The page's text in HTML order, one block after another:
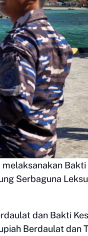
Serbaguna
dan Bakti
Berdaulat dan